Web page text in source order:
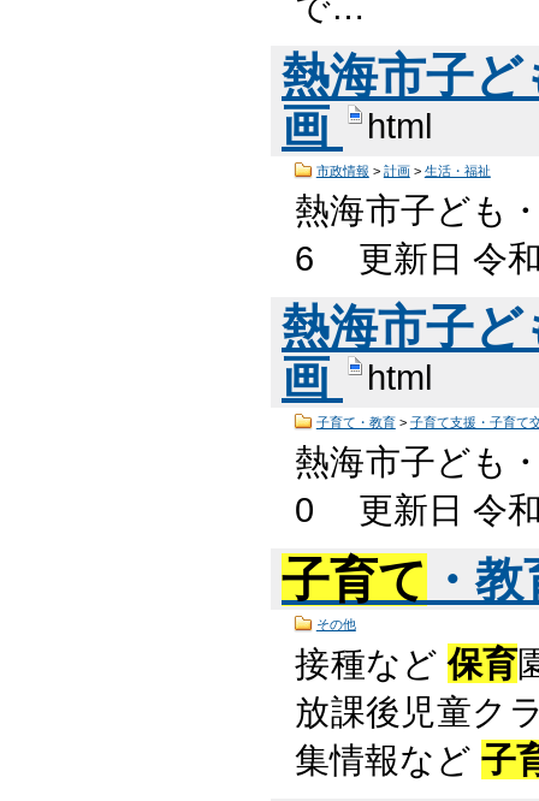
熱海市子ど
画
html
市政情報 > 計画> 生活・福祉
熱海市子ども
6 更新日 令
熱海市子ど
画
html
子育て・教育> 子育て支援・子育て
熱海市子ども
0 更新日 令
子育て ・
その他
接種など保育
放課後児童ク
集情報など子